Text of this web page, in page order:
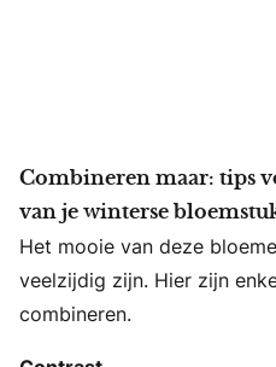
Combineren maar: tips
van je winterse
Het mooie van deze
veelzijdig zijn. Hier zijn
combineren.